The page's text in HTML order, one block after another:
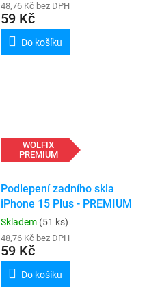
48,76 Kč bez DPH
59 Kč
Do košíku
WOLFIX
PREMIUM
Podlepení zadního skla
iPhone 15 Plus - PREMIUM
Skladem (51 ks)
48,76 Kč bez DPH
59 Kč
Do košíku